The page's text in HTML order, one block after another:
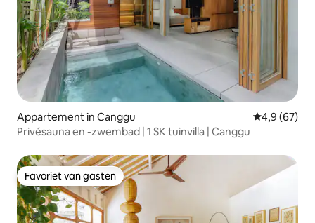
Appartement in Canggu Gemiddelde
4,9 (67)
Privésauna en -zwembad | 1 SK tuinvilla | Canggu
Favoriet van gasten
Favoriet van gasten